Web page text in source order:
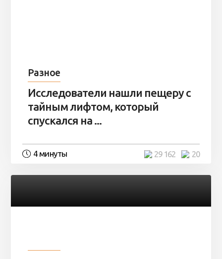
Разное
Исследователи нашли пещеру с
тайным лифтом, который
спускался на ...
4 минуты 20
29 162